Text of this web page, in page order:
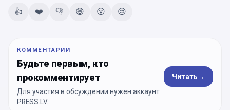
👍 ❤️ 👎 😄 😮 😢
КОММЕНТАРИИ
Будьте первым, кто
прокомментирует
Для участия в обсуждении нужен аккаунт
PRESS.LV.
Читать→